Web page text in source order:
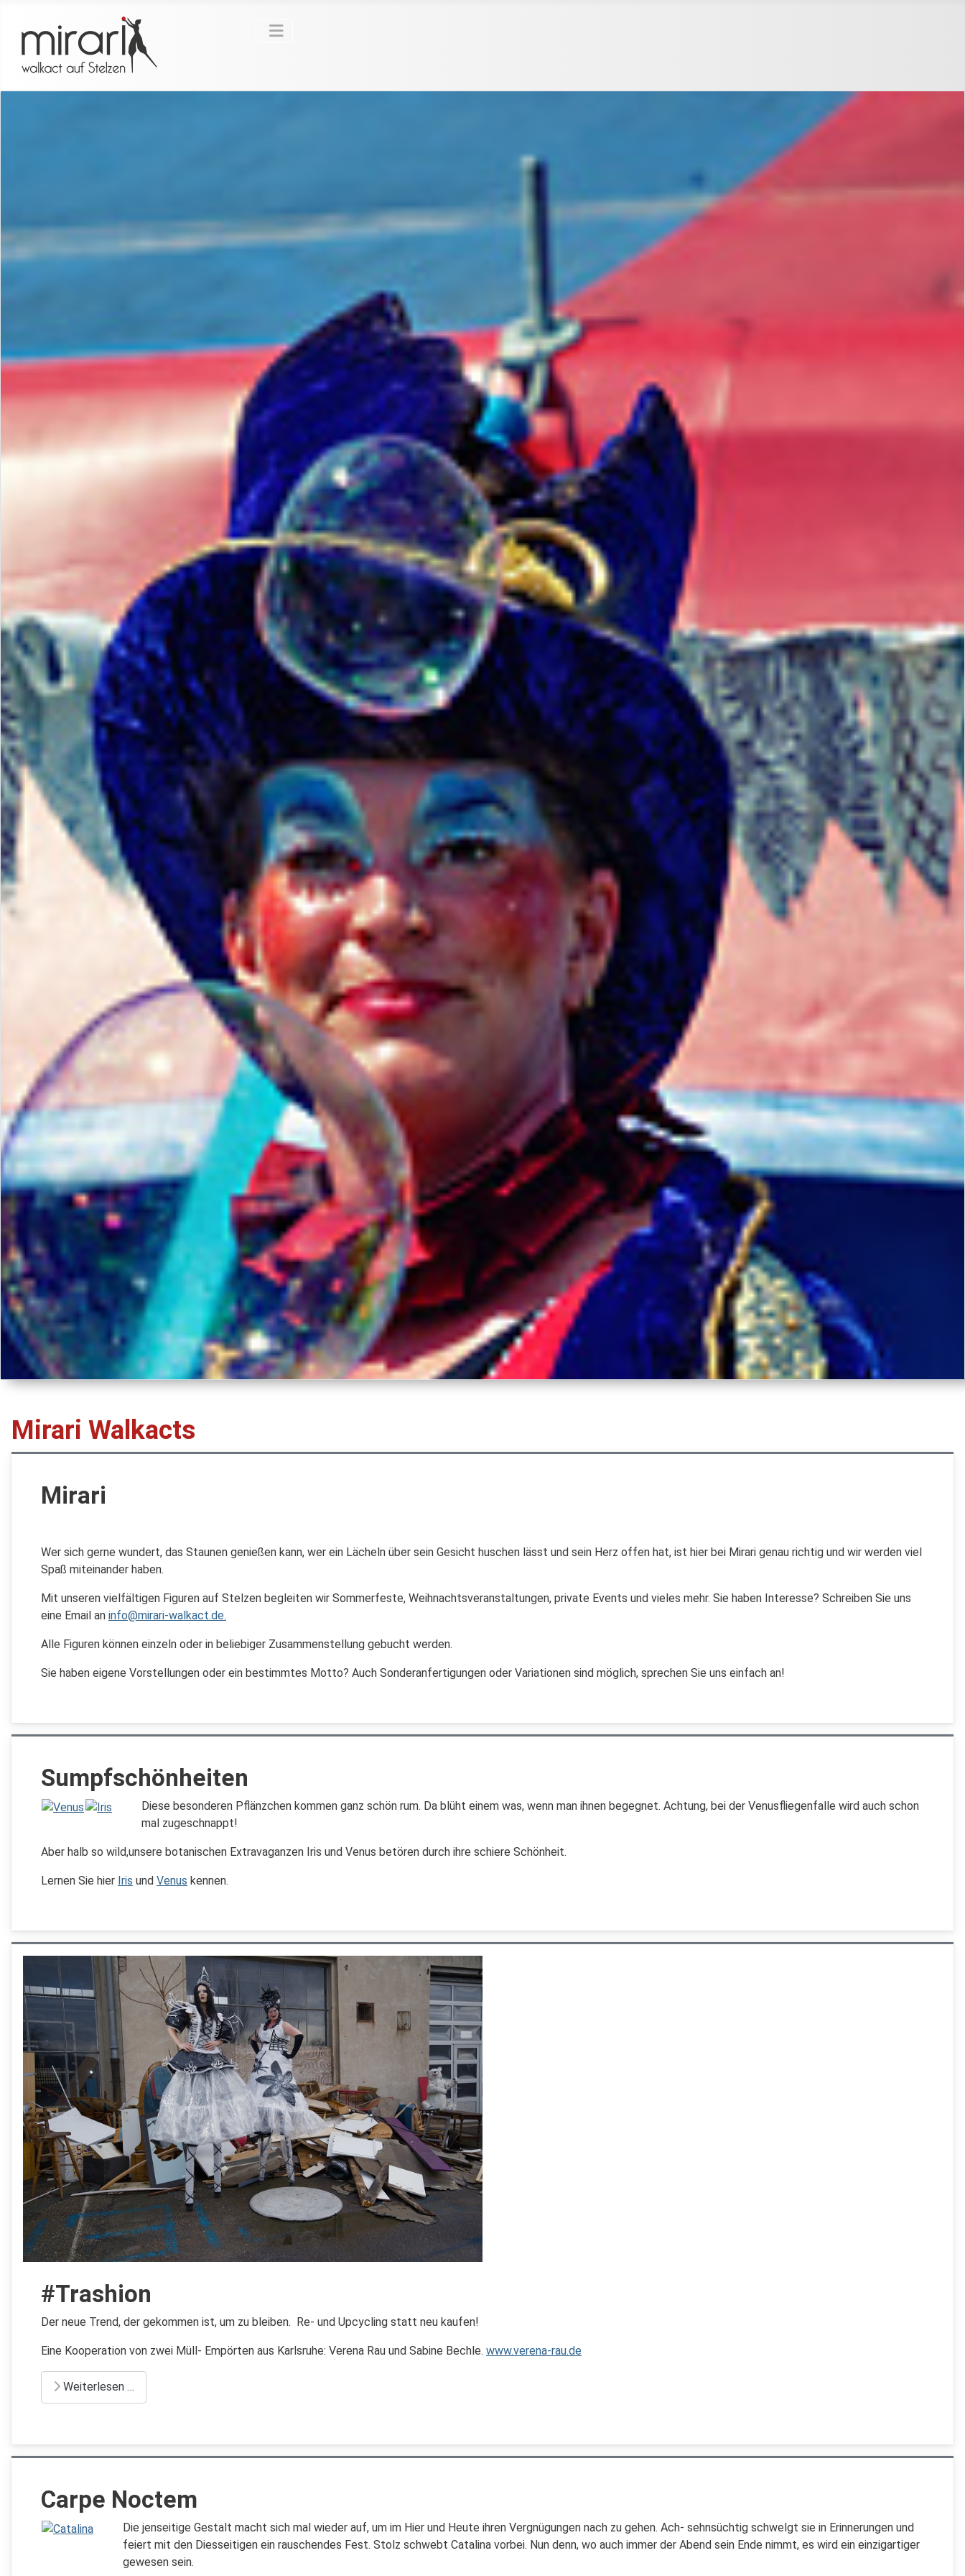
Mirari Walkacts
Mirari
Wer sich gerne wundert, das Staunen genießen kann, wer ein Lächeln über sein Gesicht huschen lässt und sein Herz offen hat, ist hier bei Mirari genau richtig und wir werden viel
Spaß miteinander haben.
Mit unseren vielfältigen Figuren auf Stelzen begleiten wir Sommerfeste, Weihnachtsveranstaltungen, private Events und vieles mehr. Sie haben Interesse? Schreiben Sie uns
eine Email an info@mirari-walkact.de.
Alle Figuren können einzeln oder in beliebiger Zusammenstellung gebucht werden.
Sie haben eigene Vorstellungen oder ein bestimmtes Motto? Auch Sonderanfertigungen oder Variationen sind möglich, sprechen Sie uns einfach an!
Sumpfschönheiten
Diese besonderen Pflänzchen kommen ganz schön rum. Da blüht einem was, wenn man ihnen begegnet. Achtung, bei der Venusfliegenfalle wird auch schon
mal zugeschnappt!
Aber halb so wild,unsere botanischen Extravaganzen Iris und Venus betören durch ihre schiere Schönheit.
Lernen Sie hier Iris und Venus kennen.
#Trashion
Der neue Trend, der gekommen ist, um zu bleiben. Re- und Upcycling statt neu kaufen!
Eine Kooperation von zwei Müll- Empörten aus Karlsruhe: Verena Rau und Sabine Bechle. www.verena-rau.de
Weiterlesen …
Carpe Noctem
Die jenseitige Gestalt macht sich mal wieder auf, um im Hier und Heute ihren Vergnügungen nach zu gehen. Ach- sehnsüchtig schwelgt sie in Erinnerungen und
feiert mit den Diesseitigen ein rauschendes Fest. Stolz schwebt Catalina vorbei. Nun denn, wo auch immer der Abend sein Ende nimmt, es wird ein einzigartiger
gewesen sein.